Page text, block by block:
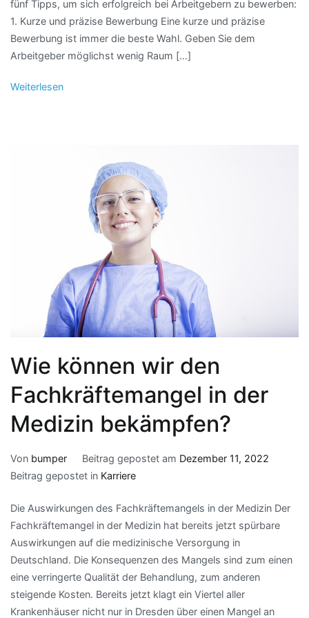
fünf Tipps, um sich erfolgreich bei Arbeitgebern zu bewerben:
1. Kurze und präzise Bewerbung Eine kurze und präzise
Bewerbung ist immer die beste Wahl. Geben Sie dem
Arbeitgeber möglichst wenig Raum […]
Weiterlesen
Wie können wir den
Fachkräftemangel in der
Medizin bekämpfen?
Von bumper Beitrag gepostet am Dezember 11, 2022
Beitrag gepostet in Karriere
Die Auswirkungen des Fachkräftemangels in der Medizin Der
Fachkräftemangel in der Medizin hat bereits jetzt spürbare
Auswirkungen auf die medizinische Versorgung in
Deutschland. Die Konsequenzen des Mangels sind zum einen
eine verringerte Qualität der Behandlung, zum anderen
steigende Kosten. Bereits jetzt klagt ein Viertel aller
Krankenhäuser nicht nur in Dresden über einen Mangel an